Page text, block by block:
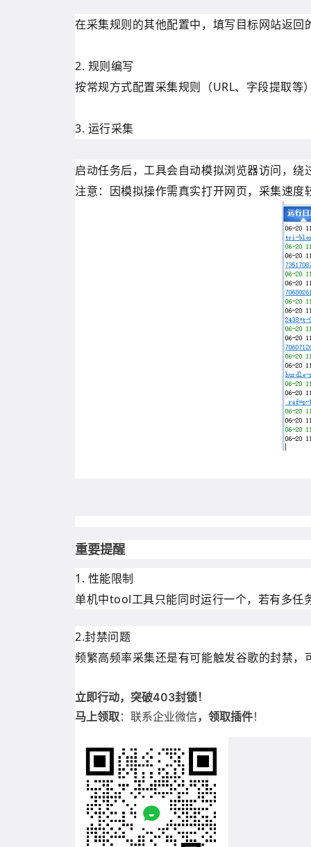
在采集规则的其他配置中，填写目标网站返
2. 规则编写
按常规方式配置采集规则（URL、字段提取
3. 运行采集
启动任务后，工具会自动模拟浏览器访问，
注意：因模拟操作需真实打开网页，采集速度
重要提醒
1. 性能限制
单机中tool工具只能同时运行一个，若有多
2.封禁问题
频繁高频率采集还是有可能触发谷歌的封禁，
立即行动，突破403封锁！
马上领取：联系企业微信，领取插件！